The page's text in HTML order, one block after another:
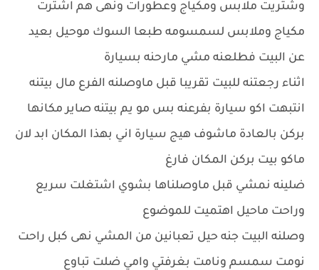
وشتريت ملابس ومكياج وعطورات ونهى هم اشترت
مكياج وملابس لسمسومه طبعا السوك موحيل بعيد
عن البيت فطلعنه مشي مارحنه بسيارة
اثناء رجعتنه للبيت تقريبا قبل ماوصلنه الفرع مال بيتنه
انتبهت اكو سيارة بفرعنه بس مو يم بيتنه صاير مكانها
بركن بالعادة ماشوف هيج سيارة اني بهذا المكان ابد لان
ماكو بيت بركن المكان فارغ
ضلينه نمشي قبل ماوصلناها بشوي اشتغلت سريع
وراحت ماحيل اهتميت للموضوع
وصلنه البيت جنه حيل تعبانين من المشي نهى كبل راحت
نومت سمسم ونامت بغرفتي وامي ضلت تباوع